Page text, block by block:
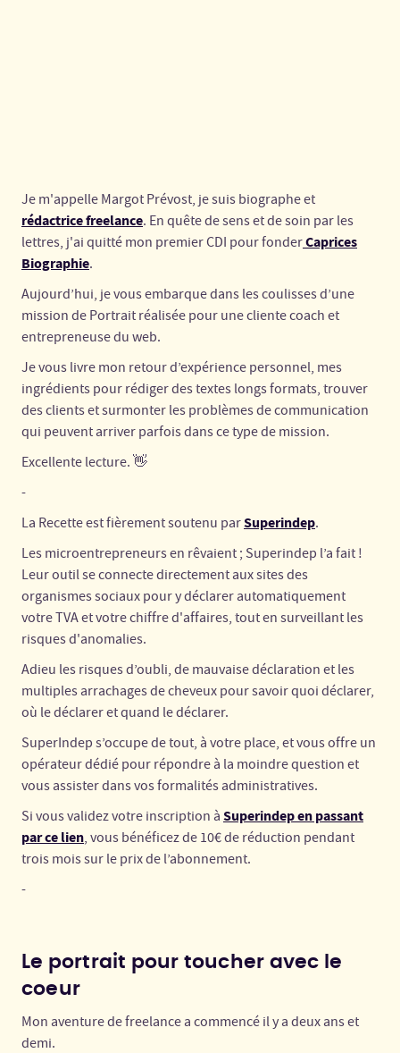
Je m'appelle Margot Prévost, je suis biographe et
rédactrice freelance. En quête de sens et de soin par les
lettres, j'ai quitté mon premier CDI pour fonderCaprices
Biographie.
Aujourd’hui, je vous embarque dans les coulisses d’une
mission de Portrait réalisée pour une cliente coach et
entrepreneuse du web.
Je vous livre mon retour d’expérience personnel, mes
ingrédients pour rédiger des textes longs formats, trouver
des clients et surmonter les problèmes de communication
qui peuvent arriver parfois dans ce type de mission.
Excellente lecture. 👋
-
La Recette est fièrement soutenu parSuperindep.
Les microentrepreneurs en rêvaient ; Superindep l’a fait !
Leur outil se connecte directement aux sites des
organismes sociaux pour y déclarer automatiquement
votre TVA et votre chiffre d'affaires, tout en surveillant les
risques d'anomalies.
Adieu les risques d’oubli, de mauvaise déclaration et les
multiples arrachages de cheveux pour savoir quoi déclarer,
où le déclarer et quand le déclarer.
SuperIndep s’occupe de tout, à votre place, et vous offre un
opérateur dédié pour répondre à la moindre question et
vous assister dans vos formalités administratives.
Si vous validez votre inscription à Superindep en passant
par ce lien, vous bénéficez de 10€ de réduction pendant
trois mois sur le prix de l’abonnement.
-
Le portrait pour toucher avec le
coeur
Mon aventure de freelance a commencé il y a deux ans et
demi.